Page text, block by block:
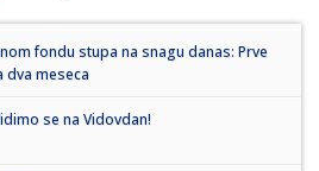
fondu stupa na snagu danas: Prve
dva meseca
se na Vidovdan!